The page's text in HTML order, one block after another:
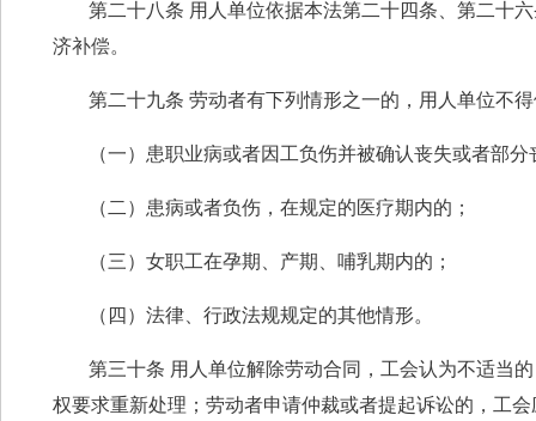
第二十八条 用人单位依据本法第二十四条、第二十
济补偿。
第二十九条 劳动者有下列情形之一的，用人单位不
（一）患职业病或者因工负伤并被确认丧失或者部
（二）患病或者负伤，在规定的医疗期内的；
（三）女职工在孕期、产期、哺乳期内的；
（四）法律、行政法规规定的其他情形。
第三十条 用人单位解除劳动合同，工会认为不适当
权要求重新处理；劳动者申请仲裁或者提起诉讼的，工